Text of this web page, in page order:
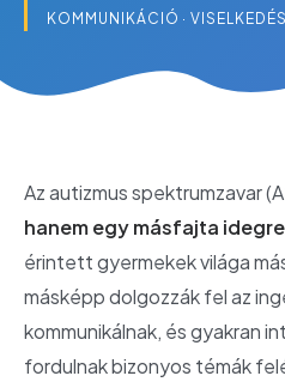
KOMMUNIKÁCIÓ ·
Az autizmus spektrumzavar
hanem egy másfajta
érintett gyermekek világa
másképp dolgozzák fel az
kommunikálnak, és gyakran
fordulnak bizonyos témák